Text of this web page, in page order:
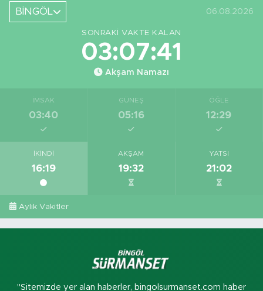
BİNGÖL 06.08.2026
SONRAKI VAKTE KALAN
03:07:40
Akşam Namazı
İMSAK
03:40
GÜNEŞ
05:16
ÖĞLE
12:29
İKINDI
16:19
AKŞAM
19:32
YATSI
21:02
Aylık Vakitler
"Sitemizde yer alan haberler, bingolsurmanset.com haber